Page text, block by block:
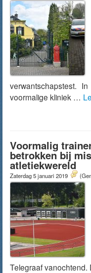
verwantschapstest.
voormalige kliniek …
Voormalig
betrokken bij
atletiekwereld
Zaterdag 5 januari 2019
Telegraaf